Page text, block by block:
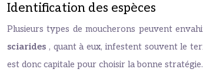
Identification des espèces
Plusieurs types de moucherons peuvent
sciarides , quant à eux, infestent souvent le
est donc capitale pour choisir la bonne stratégie.